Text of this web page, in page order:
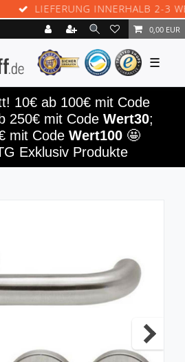
LIEFERUNG INNERHALB 2-3
0,00 EUR
☰
10€ ab 100€ mit Code
250€ mit Code Wert30;
mit Code Wert100 🤩
Exklusiv Produkte